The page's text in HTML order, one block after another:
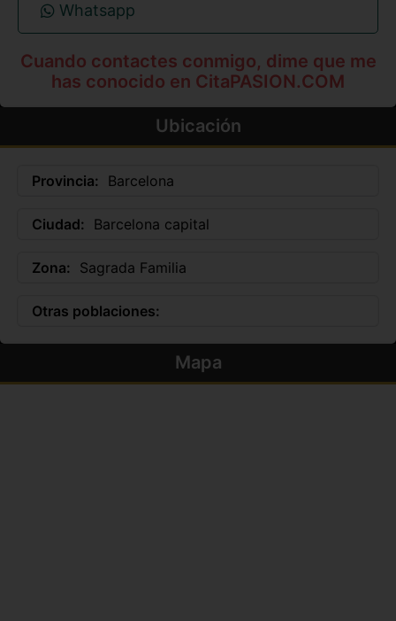
Whatsapp
Cuando contactes conmigo, dime que me
has conocido en CitaPASION.COM
Ubicación
Provincia: Barcelona
Ciudad: Barcelona capital
Zona: Sagrada Familia
Otras poblaciones:
Mapa